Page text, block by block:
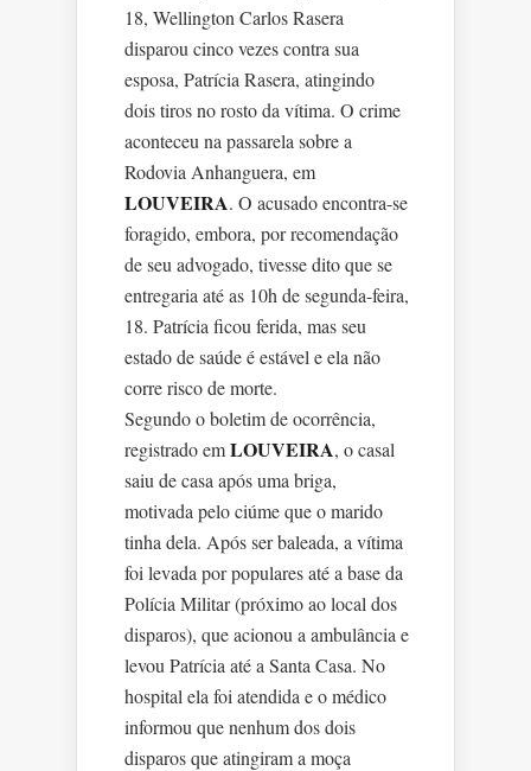
18, Wellington Carlos Rasera
disparou cinco vezes contra sua
esposa, Patrícia Rasera, atingindo
dois tiros no rosto da vítima. O crime
aconteceu na passarela sobre a
Rodovia Anhanguera, em
LOUVEIRA. O acusado encontra-se
foragido, embora, por recomendação
de seu advogado, tivesse dito que se
entregaria até as 10h de segunda-feira,
18. Patrícia ficou ferida, mas seu
estado de saúde é estável e ela não
corre risco de morte.
Segundo o boletim de ocorrência,
registrado emLOUVEIRA, o casal
saiu de casa após uma briga,
motivada pelo ciúme que o marido
tinha dela. Após ser baleada, a vítima
foi levada por populares até a base da
Polícia Militar (próximo ao local dos
disparos), que acionou a ambulância e
levou Patrícia até a Santa Casa. No
hospital ela foi atendida e o médico
informou que nenhum dos dois
disparos que atingiram a moça